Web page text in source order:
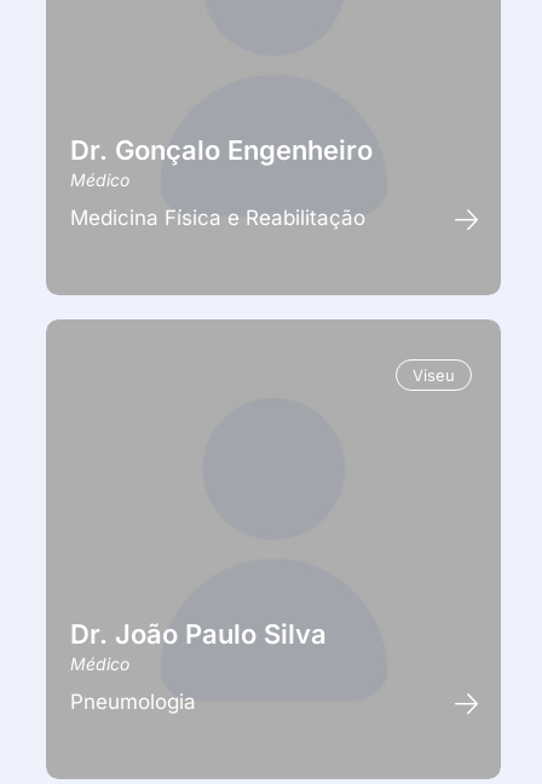
Dr. Gonçalo Engenheiro
Médico
Medicina Física e Reabilitação
Viseu
Dr. João Paulo Silva
Médico
Pneumologia